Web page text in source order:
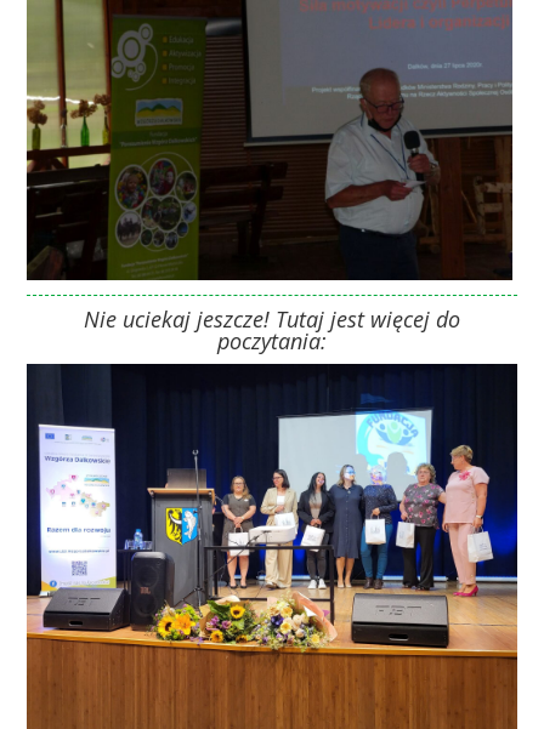
Nie uciekaj jeszcze! Tutaj jest więcej do
poczytania: